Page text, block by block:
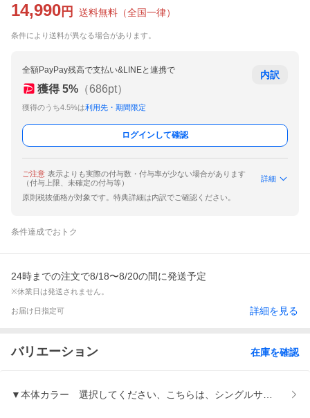
14,990 円 送料無料 （全国一律）
条件により送料が異なる場合があります。
全額PayPay残高で支払い&LINEと連携で
獲得 5% （686pt）
獲得のうち4.5%は利用先・期間限定
内訳
ログインして確認
ご注意 表示よりも実際の付与数・付与率が少ない場合があります
（付与上限、未確定の付与等）
詳細
原則税抜価格が対象です。特典詳細は内訳でご確認ください。
条件達成でおトク
24時までの注文で8/18〜8/20の間に発送予定
※休業日は発送されません。
お届け日指定可 詳細を見る
バリエーション 在庫を確認
▼本体カラー 選択してください、こちらは、シングルサイズです